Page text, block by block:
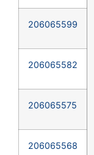
206065599
206065582
206065575
206065568